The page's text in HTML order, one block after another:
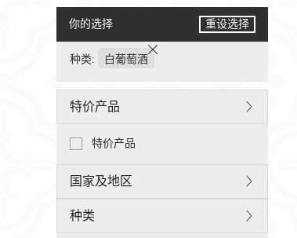
你的选择 重设选择
种类: 白葡萄酒
特价产品
特价产品
国家及地区
种类